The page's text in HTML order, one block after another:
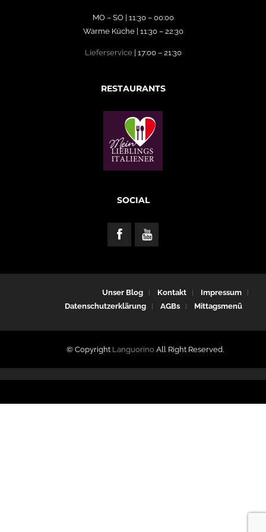
MO – SO | 11:30 – 00:00
Warme Küche | 11:30 – 22:30
Lieferservice| 17:00 – 21:30
RESTAURANTS
SOCIAL
Unser Blog Kontakt
Impressum
Datenschutzerklärung
AGBs Mittagsmenü
© Copyright LanguorinoAll Right Reserved.